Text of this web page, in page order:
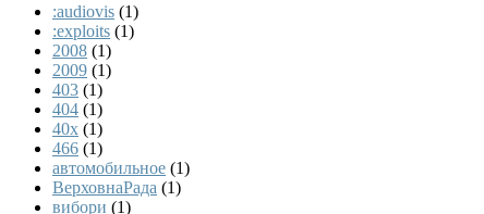
:audiovis (1)
:exploits (1)
2008 (1)
2009 (1)
403 (1)
404 (1)
40x (1)
466 (1)
автомобильное (1)
ВерховнаРада (1)
вибори (1)